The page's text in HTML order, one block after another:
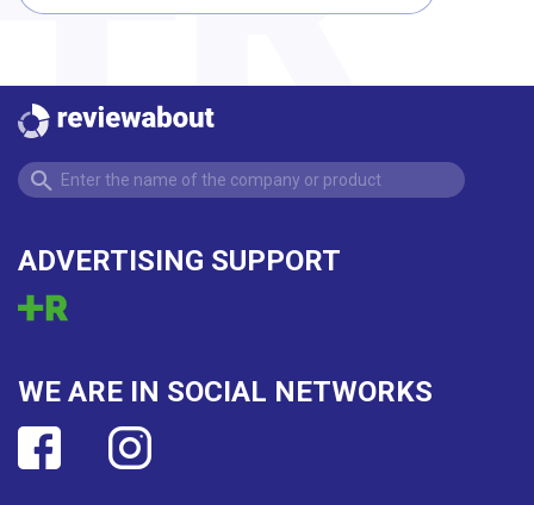
ADVERTISING SUPPORT
WE ARE IN SOCIAL NETWORKS